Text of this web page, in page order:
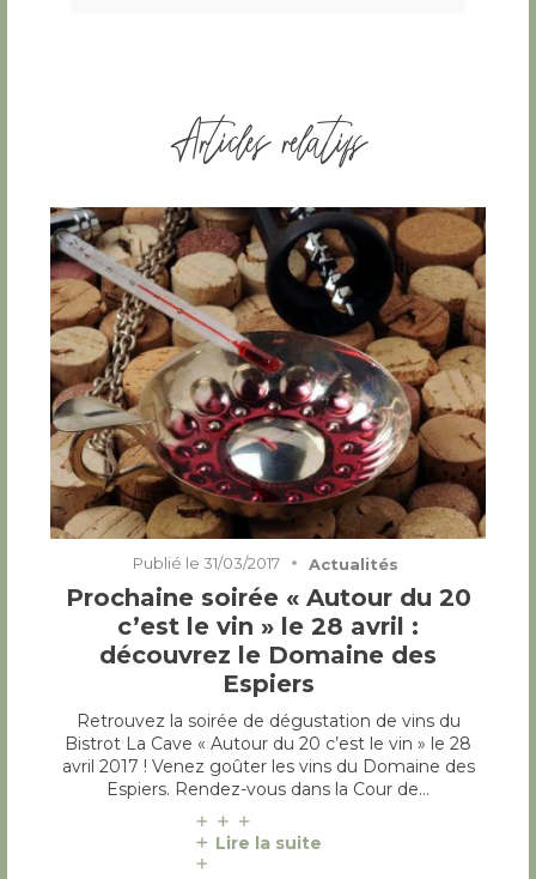
Articles relatifs
Publié le 31/03/2017 Actualités
Prochaine soirée « Autour du 20
c’est le vin » le 28 avril :
découvrez le Domaine des
Espiers
Retrouvez la soirée de dégustation de vins du
Bistrot La Cave « Autour du 20 c’est le vin » le 28
avril 2017 ! Venez goûter les vins du Domaine des
Espiers. Rendez-vous dans la Cour de…
Lire la suite